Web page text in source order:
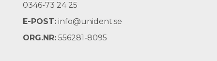
0346-73 24 25
E-POST: info@unident.se
ORG.NR: 556281-8095